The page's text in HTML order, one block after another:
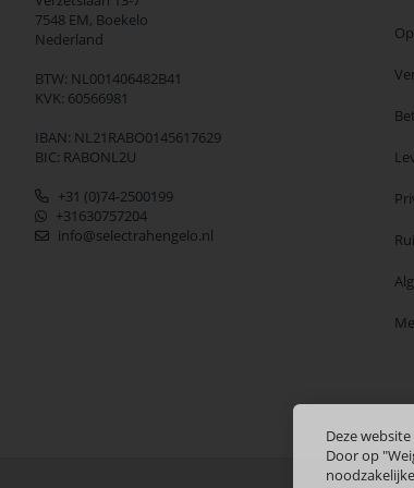
7548 EM, Boekelo
Nederland
BTW: NL001406482B41
KVK: 60566981
IBAN: NL21RABO0145617629
BIC: RABONL2U
+31 (0)74-2500199
+31630757204
info@selectrahengelo.nl
Deze
Door op